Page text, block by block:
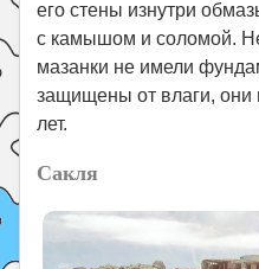
его стены изнутри
с камышом и соломой.
мазанки не имели
защищены от влаги, они
лет.
Сакля